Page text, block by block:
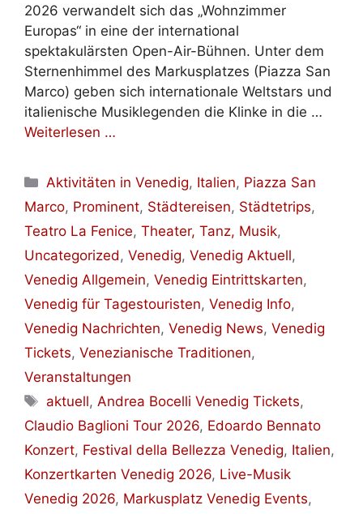
2026 verwandelt sich das „Wohnzimmer
Europas“ in eine der international
spektakulärsten Open-Air-Bühnen. Unter dem
Sternenhimmel des Markusplatzes (Piazza San
Marco) geben sich internationale Weltstars und
italienische Musiklegenden die Klinke in die …
Weiterlesen …
Kategorien
Aktivitäten in Venedig, Italien, Piazza San
Marco, Prominent, Städtereisen, Städtetrips,
Teatro La Fenice, Theater, Tanz, Musik,
Uncategorized, Venedig, Venedig Aktuell,
Venedig Allgemein, Venedig Eintrittskarten,
Venedig für Tagestouristen, Venedig Info,
Venedig Nachrichten, Venedig News, Venedig
Tickets, Venezianische Traditionen,
Veranstaltungen
Schlagwörter
aktuell,Andrea Bocelli Venedig Tickets,
Claudio Baglioni Tour 2026, Edoardo Bennato
Konzert, Festival della Bellezza Venedig, Italien,
Konzertkarten Venedig 2026, Live-Musik
Venedig 2026, Markusplatz Venedig Events,